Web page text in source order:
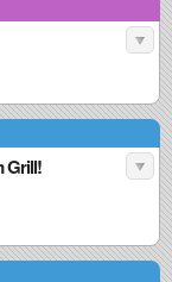
Grill!